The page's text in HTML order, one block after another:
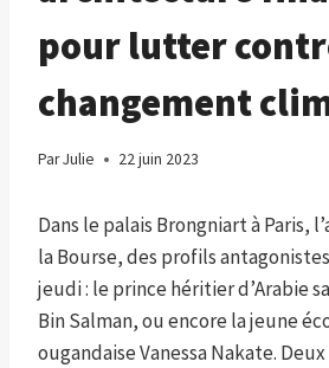
pour lutter
changement
ParJulie 22 juin 2023
Dans le palais Brongniart à Paris,
la Bourse, des profils
jeudi : le prince héritier d’Arabie
Bin Salman, ou encore la jeune
ougandaise Vanessa Nakate.